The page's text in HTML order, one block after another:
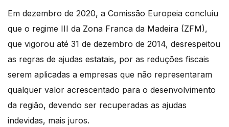
Em dezembro de 2020, a Comissão Europeia concluiu
que o regime III da Zona Franca da Madeira (ZFM),
que vigorou até 31 de dezembro de 2014, desrespeitou
as regras de ajudas estatais, por as reduções fiscais
serem aplicadas a empresas que não representaram
qualquer valor acrescentado para o desenvolvimento
da região, devendo ser recuperadas as ajudas
indevidas, mais juros.